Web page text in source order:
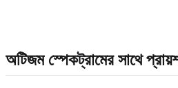
অটিজম স্পেকট্রামের সাথে